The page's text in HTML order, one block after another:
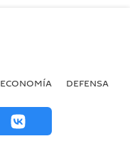
ECONOMÍA DEFENSA